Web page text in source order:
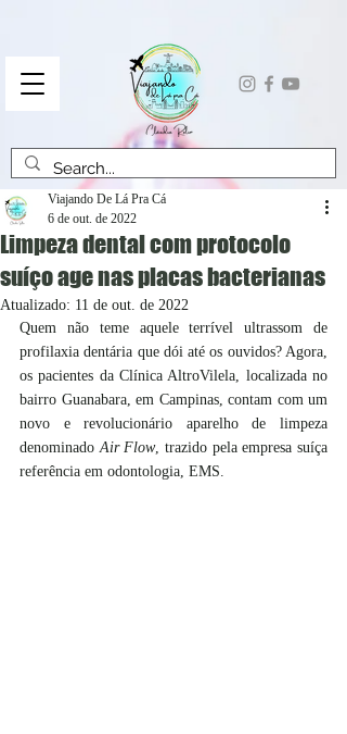
Limpeza dental com protocolo
suíço age nas placas bacterianas
Viajando De Lá Pra Cá
6 de out. de 2022
Atualizado: 11 de out. de 2022
Quem não teme aquele terrível ultrassom de
profilaxia dentária que dói até os ouvidos? Agora,
os pacientes da Clínica AltroVilela, localizada no
bairro Guanabara, em Campinas, contam com um
novo e revolucionário aparelho de limpeza
denominado Air Flow, trazido pela empresa suíça
referência em odontologia, EMS.